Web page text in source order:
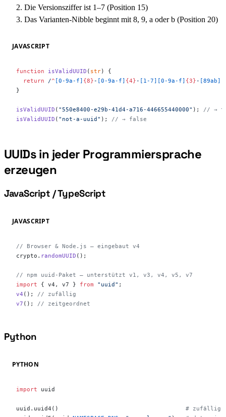
Die Versionsziffer ist 1–7 (Position 15)
Das Varianten-Nibble beginnt mit 8, 9, a oder b (Position 20)
JAVASCRIPT
function isValidUUID ( str) {
  return
/^ [0-9a-f] {8}- [0-9a-f] {4}- [1-7][0-9a-f] {3}-
}
isValidUUID ( "550e8400-e29b-41d4-a716-446655440000" ); // →
isValidUUID ( "not-a-uuid" ); // → false
#
UUIDs in jeder Programmiersprache
erzeugen
#
JavaScript / TypeScript
JAVASCRIPT
// Browser & Node.js — eingebaut v4
crypto. randomUUID ();
// npm uuid-Paket — unterstützt v1, v3, v4, v5, v7
import { v4, v7 } from "uuid" ;
v4 (); // zufällig
v7 (); // zeitgeordnet
#
Python
PYTHON
import uuid
uuid.uuid4() # zufällig